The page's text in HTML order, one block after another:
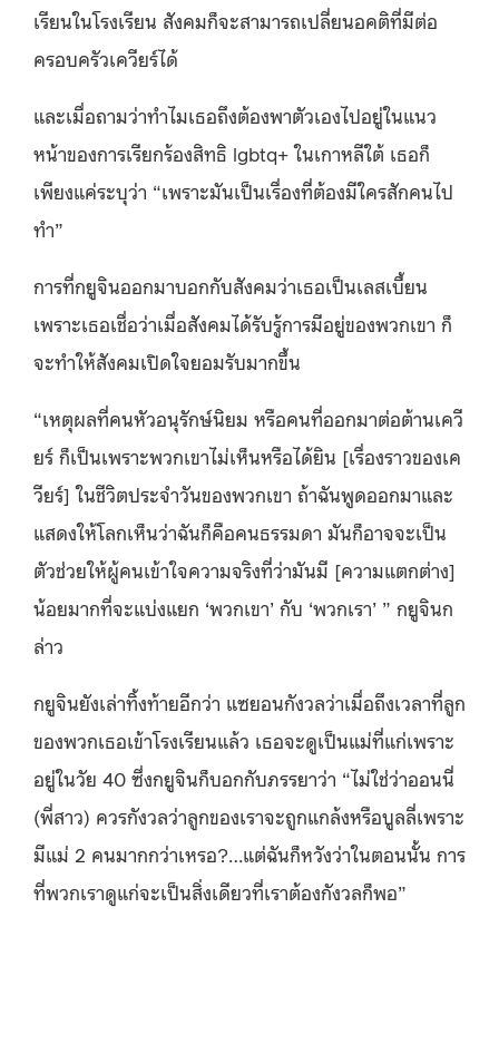
เรียนในโรงเรียน สังคมก็จะสามารถเปลี่ยนอคติที่มีต่อ
ครอบครัวเควียร์ได้
และเมื่อถามว่าทำไมเธอถึงต้องพาตัวเองไปอยู่ในแนว
หน้าของการเรียกร้องสิทธิ lgbtq+ ในเกาหลีใต้ เธอก็
เพียงแค่ระบุว่า “เพราะมันเป็นเรื่องที่ต้องมีใครสักคนไป
ทำ”
การที่กยูจินออกมาบอกกับสังคมว่าเธอเป็นเลสเบี้ยน
เพราะเธอเชื่อว่าเมื่อสังคมได้รับรู้การมีอยู่ของพวกเขา ก็
จะทำให้สังคมเปิดใจยอมรับมากขึ้น
“เหตุผลที่คนหัวอนุรักษ์นิยม หรือคนที่ออกมาต่อต้านเควี
ยร์ ก็เป็นเพราะพวกเขาไม่เห็นหรือได้ยิน [เรื่องราวของเค
วียร์] ในชีวิตประจำวันของพวกเขา ถ้าฉันพูดออกมาและ
แสดงให้โลกเห็นว่าฉันก็คือคนธรรมดา มันก็อาจจะเป็น
ตัวช่วยให้ผู้คนเข้าใจความจริงที่ว่ามันมี [ความแตกต่าง]
น้อยมากที่จะแบ่งแยก ‘พวกเขา’ กับ ‘พวกเรา’ ” กยูจินก
ล่าว
กยูจินยังเล่าทิ้งท้ายอีกว่า แซยอนกังวลว่าเมื่อถึงเวลาที่ลูก
ของพวกเธอเข้าโรงเรียนแล้ว เธอจะดูเป็นแม่ที่แก่เพราะ
อยู่ในวัย 40 ซึ่งกยูจินก็บอกกับภรรยาว่า “ไม่ใช่ว่าออนนี่
(พี่สาว) ควรกังวลว่าลูกของเราจะถูกแกล้งหรือบูลลี่เพราะ
มีแม่ 2 คนมากกว่าเหรอ?…แต่ฉันก็หวังว่าในตอนนั้น การ
ที่พวกเราดูแก่จะเป็นสิ่งเดียวที่เราต้องกังวลก็พอ”